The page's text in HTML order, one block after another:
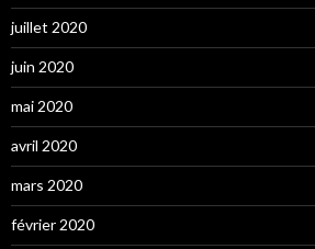
juillet 2020
juin 2020
mai 2020
avril 2020
mars 2020
février 2020